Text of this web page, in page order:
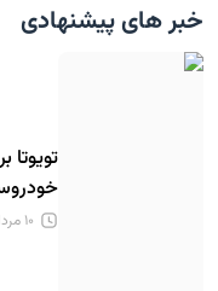
خبر های پیشنهادی
۱۰ مرداد ۱۴۰۵